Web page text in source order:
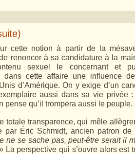
cette notion à partir de la
renoncer à sa candidature à la
sexuel le concernant et
dans cette affaire une influence
d’Amérique. On y exige d’un
aussi dans sa vie privée
pense qu’il trompera aussi le peuple.
totale transparence, qui mêle
par Éric Schmidt, ancien patron
ne se sache pas, peut-être serait il
La perspective qui s’ouvre alors est